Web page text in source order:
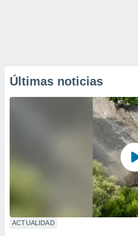
Últimas noticias
ACTUALIDAD